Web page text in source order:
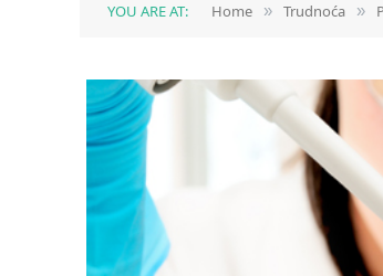
YOU ARE AT: Home » Trudnoća »